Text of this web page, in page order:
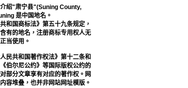
绍"肃宁县"(Suning County,
是中国地名。
共和国商标法》第五十九条规定，
有的地名，注册商标专用权人无
当使用。
民共和国著作权法》第十二条和
伯尔尼公约》等国际版权公约的
部分文章享有对应的著作权。网
容堆叠，也并非网站网址模版。